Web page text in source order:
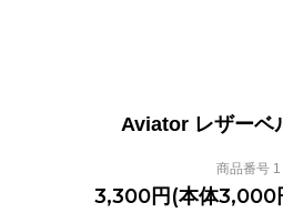
Aviator レザーベ
商品番号 1
3,300円(本体3,000